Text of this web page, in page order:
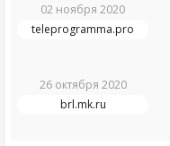
02 ноября 2020
teleprogramma.pro
26 октября 2020
brl.mk.ru